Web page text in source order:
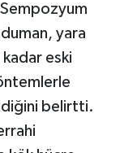
Sempozyum
yara
kadar eski
belirtti.